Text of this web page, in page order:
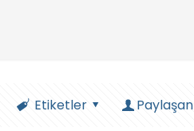
Etiketler Paylaşan